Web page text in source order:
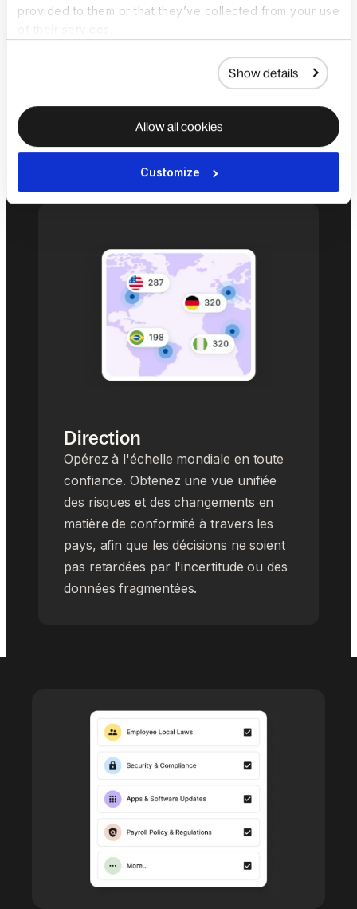
provided to them or that they’ve collected from your use
Show details
Allow all cookies
Customize
Réduisez le risque d'audit et le
sont centralisées pour la paie, les
indépendants et l'emploi, avec des
prête pour l'audit, sans surveillance
Direction
Opérez à l'échelle mondiale en toute
confiance. Obtenez une vue unifiée
des risques et des changements en
matière de conformité à travers les
pays, afin que les décisions ne soient
pas retardées par l'incertitude ou des
données fragmentées.